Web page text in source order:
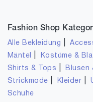
Fashion Shop
Alle Bekleidung |
Mäntel Kostüme &
Shirts & Tops Blusen
Strickmode
Kleider |
Schuhe